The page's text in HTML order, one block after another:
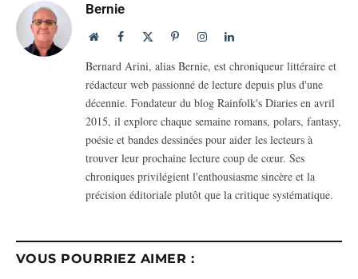
Bernie
WebsiteFacebook PinterestInstagramLinkedIn
Bernard Arini, alias Bernie, est chroniqueur littéraire et
rédacteur web passionné de lecture depuis plus d'une
décennie. Fondateur du blog Rainfolk's Diaries en avril
2015, il explore chaque semaine romans, polars, fantasy,
poésie et bandes dessinées pour aider les lecteurs à
trouver leur prochaine lecture coup de cœur. Ses
chroniques privilégient l'enthousiasme sincère et la
précision éditoriale plutôt que la critique systématique.
VOUS POURRIEZ AIMER :